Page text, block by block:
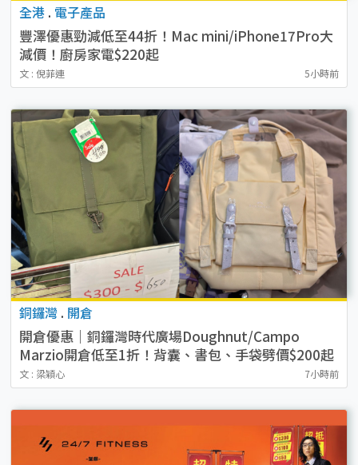
全港 . 電子產品
豐澤優惠勁減低至44折！Mac mini/iPhone17Pro大
減價！廚房家電$220起
文 : 倪菲連 5小時前
銅鑼灣 . 開倉
開倉優惠｜銅鑼灣時代廣場Doughnut/Campo
Marzio開倉低至1折！背囊、書包、手袋劈價$200起
文 : 梁穎心 7小時前